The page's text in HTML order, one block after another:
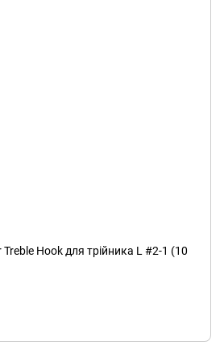
Hook для трійника L #2-1 (10